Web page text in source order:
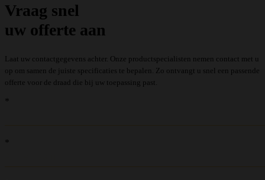
Vraag snel
uw offerte aan
Laat uw contactgegevens achter. Onze productspecialisten nemen contact met u
op om samen de juiste specificaties te bepalen. Zo ontvangt u snel een passende
offerte voor de draad die bij uw toepassing past.